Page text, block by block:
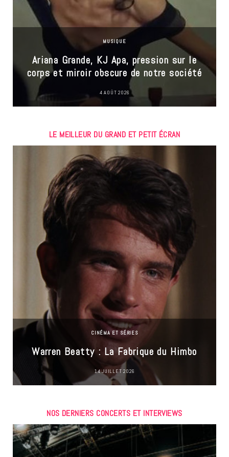
MUSIQUE
Ariana Grande, KJ Apa, pression sur le
corps et miroir obscure de notre société
4 AOÛT 2026
LE MEILLEUR DU GRAND ET PETIT ÉCRAN
CINÉMA ET SÉRIES
Warren Beatty : La Fabrique du Himbo
14 JUILLET 2026
NOS DERNIERS CONCERTS ET INTERVIEWS